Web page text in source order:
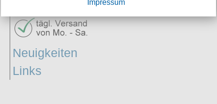
Neuigkeiten
Links
Impressum